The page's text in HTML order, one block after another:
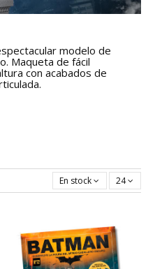
modelo de
Maqueta de fácil
con acabados de
En stock 24